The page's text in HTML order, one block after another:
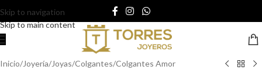
Skip to navigation
Skip to main content
Inicio/Joyería/Joyas/Colgantes/Colgantes Amor